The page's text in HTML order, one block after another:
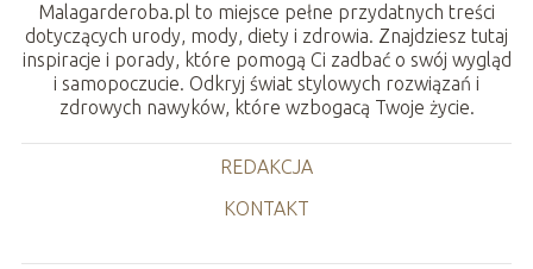
Malagarderoba.pl to miejsce pełne przydatnych treści
dotyczących urody, mody, diety i zdrowia. Znajdziesz tutaj
inspiracje i porady, które pomogą Ci zadbać o swój wygląd
i samopoczucie. Odkryj świat stylowych rozwiązań i
zdrowych nawyków, które wzbogacą Twoje życie.
REDAKCJA
KONTAKT